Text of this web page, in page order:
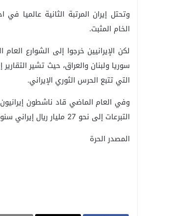
وتحتل إيران المرتبة الثانية عالميا
الخام المثبت.
لكن الإيرانيين خرجوا إلى الشوارع
سوريا ولبنان والعراق، حيث تشير
التي تتبع الحرس الثوري الإيراني.
وفي العام الماضي قاد ناشطون
التبرعات إلى نحو 27 مليار ريال إيراني سنويا، لأنها تنفق أموال الشعب الإيراني على حروب طائفية في المنطقة.
المصدر الحرة